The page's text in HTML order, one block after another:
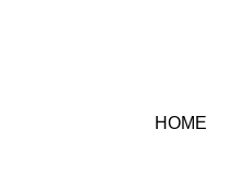
HOME